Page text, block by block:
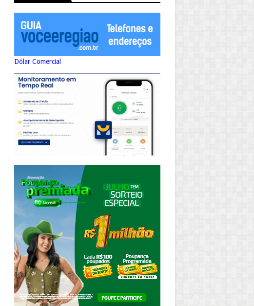
Dólar Comercial